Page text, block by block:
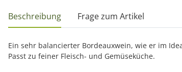
weitere Registerkarten anzeigen
Beschreibung Frage zum Artikel
Ein sehr balancierter Bordeauxwein, wie er im
Passt zu feiner Fleisch- und Gemüseküche.